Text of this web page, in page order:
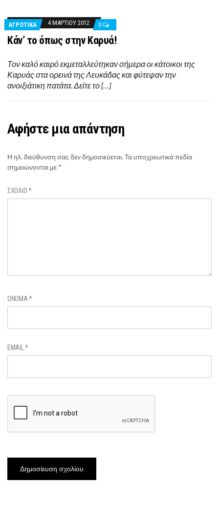
ΑΓΡΟΤΙΚΆ 4 ΜΑΡΤΊΟΥ 2012 0
Κάν’ το όπως στην Καρυά!
Τον καλό καιρό εκμεταλλεύτηκαν σήμερα οι κάτοικοι της
Καρυάς στα ορεινά της Λευκάδας και φύτεψαν την
ανοιξιάτικη πατάτα. Δείτε το […]
Αφήστε μια απάντηση
Η ηλ. διεύθυνση σας δεν δημοσιεύεται.Τα υποχρεωτικά πεδία
σημειώνονται με *
ΣΧΌΛΙΟ*
ΌΝΟΜΑ*
EMAIL*